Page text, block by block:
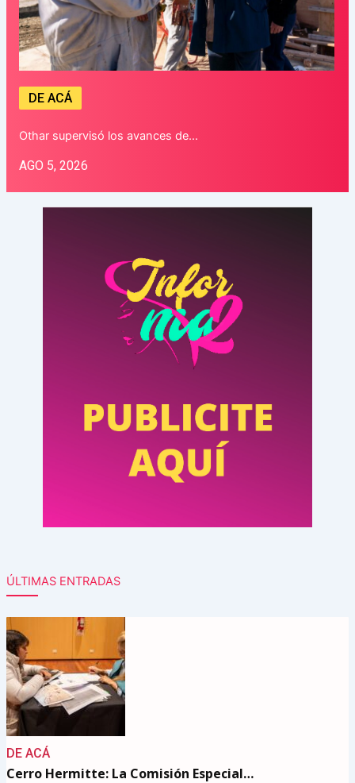
DE ACÁ
Othar supervisó los avances de…
AGO 5, 2026
ÚLTIMAS ENTRADAS
DE ACÁ
Cerro Hermitte: La Comisión Especial…